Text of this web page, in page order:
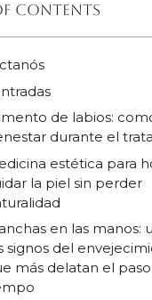
Contents
de labios:
durante el
estética para
la piel sin perder
en las manos:
signos del
más delatan el